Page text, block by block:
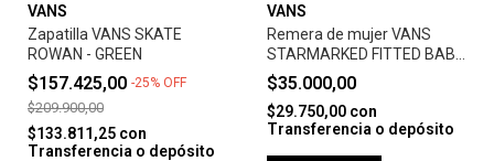
VANS
Zapatilla VANS SKATE
ROWAN - GREEN
$157.425,00 -25% OFF
$209.900,00
$133.811,25 con
Transferencia o depósito
VANS
Remera de mujer VANS
STARMARKED FITTED BABY
TEE - NEGRO
$35.000,00
$29.750,00 con
Transferencia o depósito